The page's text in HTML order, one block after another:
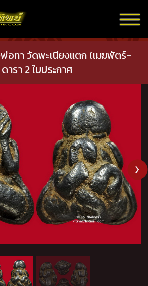
อทา วัดพะเนียงแตก (เมฆพัตร์-
ารา 2 ใบประกาศ